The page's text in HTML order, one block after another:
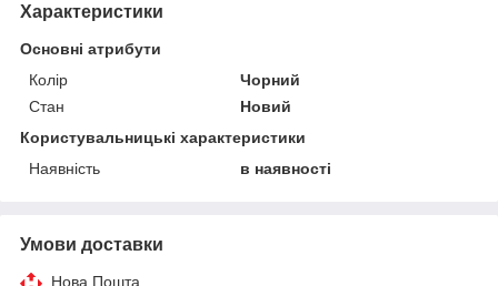
Характеристики
Основні атрибути
Колір
Чорний
Стан
Новий
Користувальницькі характеристики
Наявність
в наявності
Умови доставки
Нова Пошта